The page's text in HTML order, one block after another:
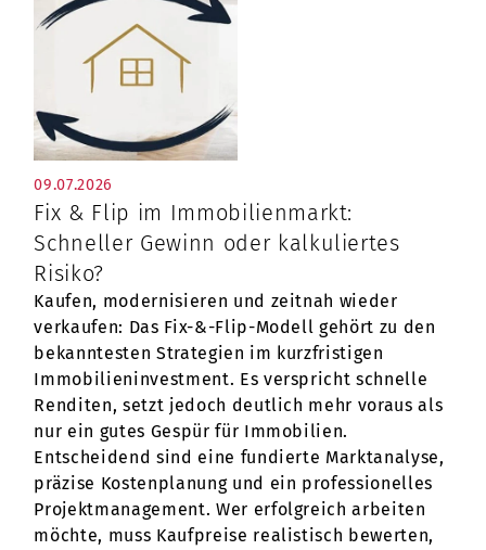
09.07.2026
Fix & Flip im Immobilienmarkt:
Schneller Gewinn oder kalkuliertes
Risiko?
Kaufen, modernisieren und zeitnah wieder
verkaufen: Das Fix-&-Flip-Modell gehört zu den
bekanntesten Strategien im kurzfristigen
Immobilieninvestment. Es verspricht schnelle
Renditen, setzt jedoch deutlich mehr voraus als
nur ein gutes Gespür für Immobilien.
Entscheidend sind eine fundierte Marktanalyse,
präzise Kostenplanung und ein professionelles
Projektmanagement. Wer erfolgreich arbeiten
möchte, muss Kaufpreise realistisch bewerten,